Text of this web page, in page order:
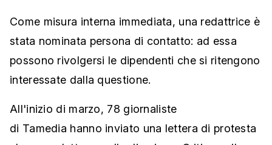
Come misura interna immediata, una redattrice è
stata nominata persona di contatto: ad essa
possono rivolgersi le dipendenti che si ritengono
interessate dalla questione.
All'inizio di marzo, 78 giornaliste
di Tamedia hanno inviato una lettera di protesta